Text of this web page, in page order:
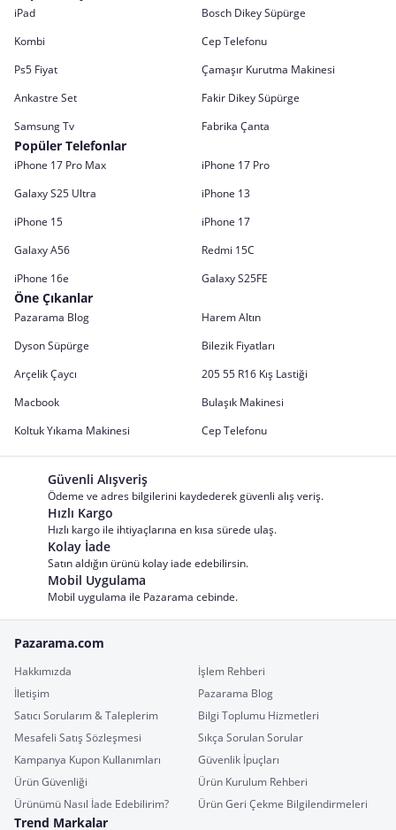
iPad
Bosch Dikey Süpürge
Kombi
Cep Telefonu
Ps5 Fiyat
Çamaşır Kurutma Makinesi
Ankastre Set
Fakir Dikey Süpürge
Samsung Tv
Fabrika Çanta
Popüler Telefonlar
iPhone 17 Pro Max
iPhone 17 Pro
Galaxy S25 Ultra
iPhone 13
iPhone 15
iPhone 17
Galaxy A56
Redmi 15C
iPhone 16e
Galaxy S25FE
Öne Çıkanlar
Pazarama Blog
Harem Altın
Dyson Süpürge
Bilezik Fiyatları
Arçelik Çaycı
205 55 R16 Kış Lastiği
Macbook
Bulaşık Makinesi
Koltuk Yıkama Makinesi
Cep Telefonu
Güvenli Alışveriş
Ödeme ve adres bilgilerini kaydederek güvenli alış veriş.
Hızlı Kargo
Hızlı kargo ile ihtiyaçlarına en kısa sürede ulaş.
Kolay İade
Satın aldığın ürünü kolay iade edebilirsin.
Mobil Uygulama
Mobil uygulama ile Pazarama cebinde.
Pazarama.com
Hakkımızda
İşlem Rehberi
İletişim
Pazarama Blog
Satıcı Sorularım & Taleplerim
Bilgi Toplumu Hizmetleri
Mesafeli Satış Sözleşmesi
Sıkça Sorulan Sorular
Kampanya Kupon Kullanımları
Güvenlik İpuçları
Ürün Güvenliği
Ürün Kurulum Rehberi
Ürünümü Nasıl İade Edebilirim?
Ürün Geri Çekme Bilgilendirmeleri
Trend Markalar